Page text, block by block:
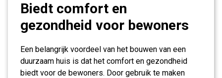
Biedt comfort en
gezondheid voor bewoners
Een belangrijk voordeel van het bouwen van een
duurzaam huis is dat het comfort en gezondheid
biedt voor de bewoners. Door gebruik te maken